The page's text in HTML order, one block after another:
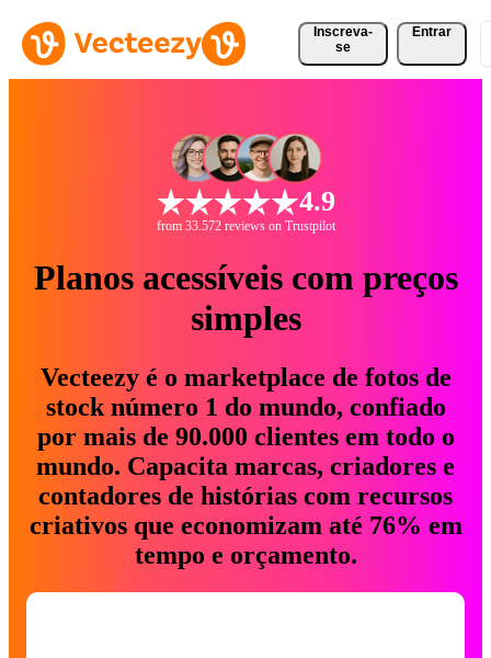
Inscreva-
se
Entrar
4.9
from 33.572 reviews on Trustpilot
Planos acessíveis com preços
simples
Vecteezy é o marketplace de fotos de
stock número 1 do mundo, confiado
por mais de 90.000 clientes em todo o
mundo. Capacita marcas, criadores e
contadores de histórias com recursos
criativos que economizam até 76% em
tempo e orçamento.